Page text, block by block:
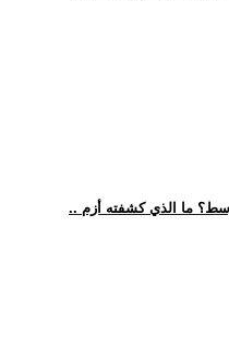
ما الذي كشفته أزم